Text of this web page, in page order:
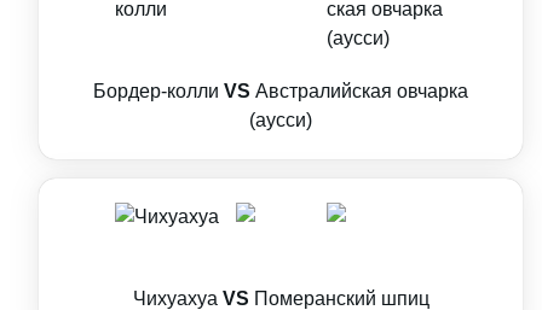
Бордер-колли VS Австралийская овчарка
(аусси)
Чихуахуа VS Померанский шпиц